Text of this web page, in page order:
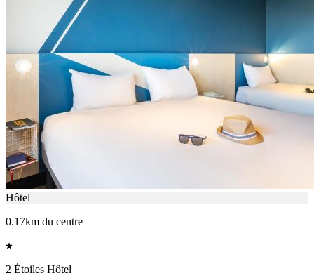
Hôtel
0.17km du centre
2 Étoiles Hôtel